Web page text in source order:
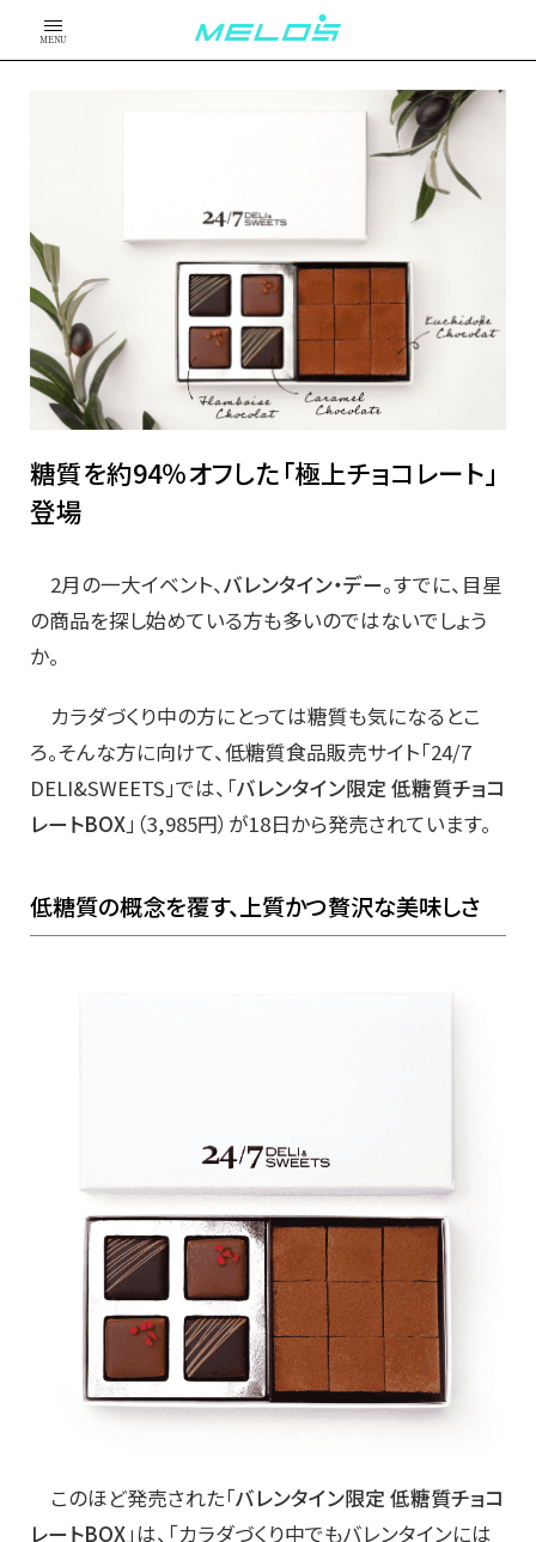
MENU
糖質を約94％オフした「極上チョコレート」
登場
2月の一大イベント、バレンタイン・デー。すでに、目星
の商品を探し始めている方も多いのではないでしょう
か。
カラダづくり中の方にとっては糖質も気になるとこ
ろ。そんな方に向けて、低糖質食品販売サイト「24/7
DELI&SWEETS」では、「バレンタイン限定 低糖質チョコ
レートBOX」（3,985円）が18日から発売されています。
低糖質の概念を覆す、上質かつ贅沢な美味しさ
このほど発売された「バレンタイン限定 低糖質チョコ
レートBOX」は、「カラダづくり中でもバレンタインには